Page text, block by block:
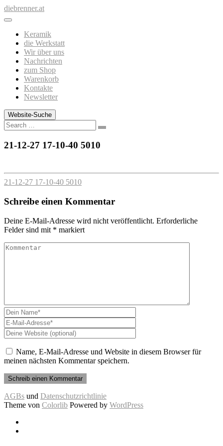
Zum
Inhalt
diebrenner.at
Keramik
die Werkstatt
Wir über uns
Nachrichten
zum Shop
Warenkorb
Kontakte
Newsletter
Website-Suche
Search
21-12-27 17-10-40 5010
21-12-27 17-10-40 5010
Schreibe einen Kommentar
Deine E-Mail-Adresse wird nicht veröffentlicht. Erforderliche
Felder sind mit * markiert
Name, E-Mail-Adresse und Website in diesem Browser für
meinen nächsten Kommentar speichern.
AGBs und Datenschutzrichtlinie
Theme von Colorlib Powered by WordPress